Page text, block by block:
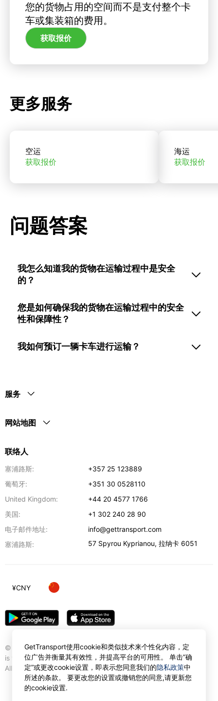
您的货物占用的空间而不是支付整个卡
车或集装箱的费用。
获取报价
更多服务
空运
获取报价
海运
获取报价
问题答案
我怎么知道我的货物在运输过程中是安全
的？
您是如何确保我的货物在运输过程中的安全
性和保障性？
我如何预订一辆卡车进行运输？
服务
网站地图
联络人
塞浦路斯:
+357 25 123889
葡萄牙:
+351 30 0528110
United Kingdom:
+44 20 4577 1766
美国:
+1 302 240 28 90
电子邮件地址:
info@gettransport.com
塞浦路斯:
57 Spyrou Kyprianou,拉纳卡 6051
© Gettransport International Limited. GetTransport®
is trademark of Gettransport International Limited.
All rights reserved.
¥CNY
GetTransport使用cookie和类似技术来个性化内容，定
位广告并衡量其有效性，并提高平台的可用性。 单击”确
定”或更改cookie设置，即表示您同意我们的隐私政策中
所述的条款。 要更改您的设置或撤销您的同意,请更新您
的cookie设置.